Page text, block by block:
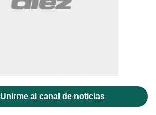
Unirme al canal de noticias